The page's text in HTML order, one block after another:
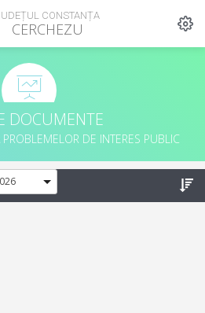
CONSTANȚA
CERCHEZU
DOCUMENTE
DE INTERES PUBLIC